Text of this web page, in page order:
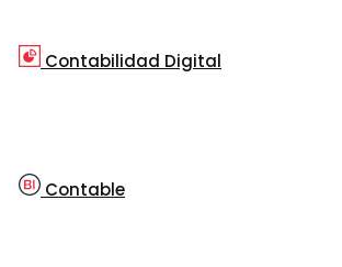
Contabilidad Digital
Contable